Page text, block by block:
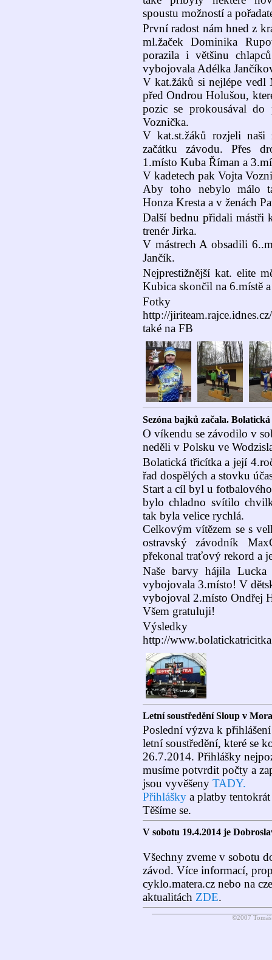
spoustu možností a
První radost nám hned z
ml.žaček Dominika
porazila i většinu
vybojovala Adélka
V kat.žáků si nejlépe vedl
před Ondrou Holušou,
pozic se prokousával do
Voznička.
V kat.st.žáků rozjeli naši
začátku závodu. Přes
1.místo Kuba Říman a
V kadetech pak Vojta
Aby toho nebylo málo
Honza Kresta a v ženách
Další bednu přidali mástři
trenér Jirka.
V mástrech A obsadili
Jančík.
Nejprestižnější kat. elite
Kubica skončil na 6.místě
Fotky
http://
také na FB
Sezóna bajků začala.
O víkendu se závodilo v
neděli v Polsku ve
Bolatická třicítka a její
řad dospělých a stovku
Start a cíl byl u
bylo chladno svítilo
tak byla velice rychlá.
Celkovým vítězem se s
ostravský závodník
překonal traťový rekord a
Naše barvy hájila
vybojovala 3.místo! V
vybojoval 2.místo Ondřej
Všem gratuluji!
http://
Letní soustředění Sloup v
Poslední výzva k
letní soustředění, které se
26.7.2014. Přihlášky
musíme potvrdit počty a
jsou vyvěšeny TADY.
Přihlášky a platby
Těšíme se.
V sobotu 19.4.2014 je
Všechny zveme v sobotu
závod. Více informací,
cyklo.matera.cz nebo na
aktualitách ZDE.
©2007